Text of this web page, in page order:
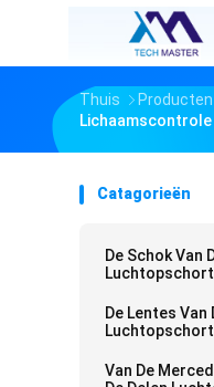
Thuis Producten
Lichaamscontrole
Catagorieën
De Schok Van
De Lentes Van
Van De